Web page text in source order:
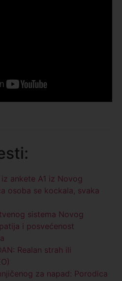
ankete A1 iz Novog
osoba se kockala, svaka
sistema Novog
i posvećenost
Realan strah ili
za napad: Porodica
prvima
u regionu
Email